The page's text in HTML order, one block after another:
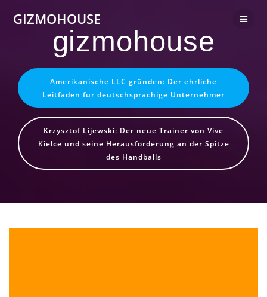
content
GIZMOHOUSE
gizmohouse
Amerikanische LLC gründen: Der ehrliche
Leitfaden für deutschsprachige Unternehmer
Krzysztof Lijewski: Der neue Trainer von Vive
Kielce und seine Herausforderung an der Spitze
des Handballs